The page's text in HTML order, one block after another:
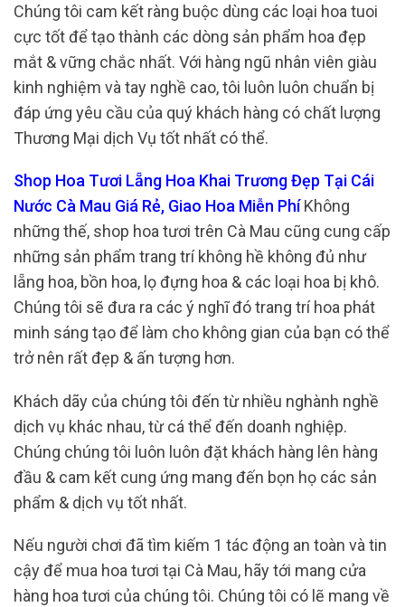
Chúng tôi cam kết ràng buộc dùng các loại hoa tuoi
cực tốt để tạo thành các dòng sản phẩm hoa đẹp
mắt & vững chắc nhất. Với hàng ngũ nhân viên giàu
kinh nghiệm và tay nghề cao, tôi luôn luôn chuẩn bị
đáp ứng yêu cầu của quý khách hàng có chất lượng
Thương Mại dịch Vụ tốt nhất có thể.
Shop Hoa Tươi Lẵng Hoa Khai Trương Đẹp Tại Cái
Nước Cà Mau Giá Rẻ, Giao Hoa Miễn PhíKhông
những thế, shop hoa tươi trên Cà Mau cũng cung cấp
những sản phẩm trang trí không hề không đủ như
lẵng hoa, bồn hoa, lọ đựng hoa & các loại hoa bị khô.
Chúng tôi sẽ đưa ra các ý nghĩ đó trang trí hoa phát
minh sáng tạo để làm cho không gian của bạn có thể
trở nên rất đẹp & ấn tượng hơn.
Khách dãy của chúng tôi đến từ nhiều nghành nghề
dịch vụ khác nhau, từ cá thể đến doanh nghiệp.
Chúng chúng tôi luôn luôn đặt khách hàng lên hàng
đầu & cam kết cung ứng mang đến bọn họ các sản
phẩm & dịch vụ tốt nhất.
Nếu người chơi đã tìm kiếm 1 tác động an toàn và tin
cậy để mua hoa tươi tại Cà Mau, hãy tới mang cửa
hàng hoa tươi của chúng tôi. Chúng tôi có lẽ mang về